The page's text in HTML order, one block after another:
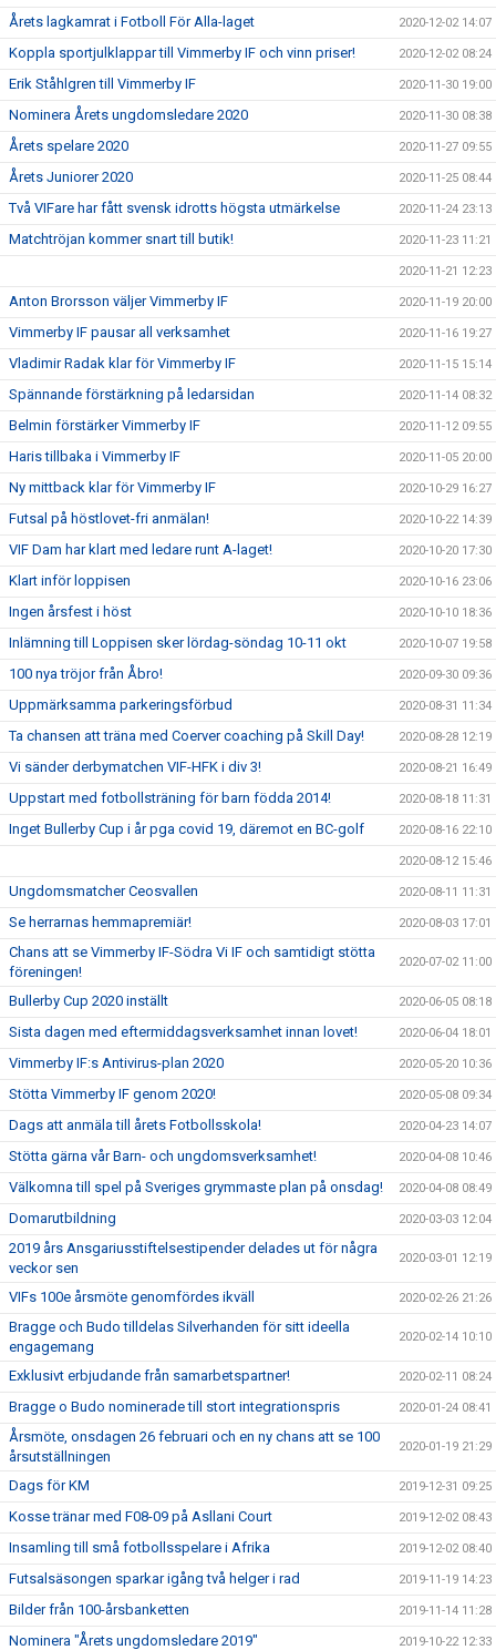
Årets lagkamrat i Fotboll För Alla-laget 2020-12-02 14:07
Koppla sportjulklappar till Vimmerby IF och vinn priser! 2020-12-02 08:24
Erik Ståhlgren till Vimmerby IF 2020-11-30 19:00
Nominera Årets ungdomsledare 2020 2020-11-30 08:38
Årets spelare 2020 2020-11-27 09:55
Årets Juniorer 2020 2020-11-25 08:44
Två VIFare har fått svensk idrotts högsta utmärkelse 2020-11-24 23:13
Matchtröjan kommer snart till butik! 2020-11-23 11:21
2020-11-21 12:23
Anton Brorsson väljer Vimmerby IF 2020-11-19 20:00
Vimmerby IF pausar all verksamhet 2020-11-16 19:27
Vladimir Radak klar för Vimmerby IF 2020-11-15 15:14
Spännande förstärkning på ledarsidan 2020-11-14 08:32
Belmin förstärker Vimmerby IF 2020-11-12 09:55
Haris tillbaka i Vimmerby IF 2020-11-05 20:00
Ny mittback klar för Vimmerby IF 2020-10-29 16:27
Futsal på höstlovet-fri anmälan! 2020-10-22 14:39
VIF Dam har klart med ledare runt A-laget! 2020-10-20 17:30
Klart inför loppisen 2020-10-16 23:06
Ingen årsfest i höst 2020-10-10 18:36
Inlämning till Loppisen sker lördag-söndag 10-11 okt 2020-10-07 19:58
100 nya tröjor från Åbro! 2020-09-30 09:36
Uppmärksamma parkeringsförbud 2020-08-31 11:34
Ta chansen att träna med Coerver coaching på Skill Day! 2020-08-28 12:19
Vi sänder derbymatchen VIF-HFK i div 3! 2020-08-21 16:49
Uppstart med fotbollsträning för barn födda 2014! 2020-08-18 11:31
Inget Bullerby Cup i år pga covid 19, däremot en BC-golf 2020-08-16 22:10
2020-08-12 15:46
Ungdomsmatcher Ceosvallen 2020-08-11 11:31
Se herrarnas hemmapremiär! 2020-08-03 17:01
Chans att se Vimmerby IF-Södra Vi IF och samtidigt stötta
föreningen!
2020-07-02 11:00
Bullerby Cup 2020 inställt 2020-06-05 08:18
Sista dagen med eftermiddagsverksamhet innan lovet! 2020-06-04 18:01
Vimmerby IF:s Antivirus-plan 2020 2020-05-20 10:36
Stötta Vimmerby IF genom 2020! 2020-05-08 09:34
Dags att anmäla till årets Fotbollsskola! 2020-04-23 14:07
Stötta gärna vår Barn- och ungdomsverksamhet! 2020-04-08 10:46
Välkomna till spel på Sveriges grymmaste plan på onsdag! 2020-04-08 08:49
Domarutbildning 2020-03-03 12:04
2019 års Ansgariusstiftelsestipender delades ut för några
veckor sen
2020-03-01 12:19
VIFs 100e årsmöte genomfördes ikväll 2020-02-26 21:26
Bragge och Budo tilldelas Silverhanden för sitt ideella
engagemang
2020-02-14 10:10
Exklusivt erbjudande från samarbetspartner! 2020-02-11 08:24
Bragge o Budo nominerade till stort integrationspris 2020-01-24 08:41
Årsmöte, onsdagen 26 februari och en ny chans att se 100
årsutställningen
2020-01-19 21:29
Dags för KM 2019-12-31 09:25
Kosse tränar med F08-09 på Asllani Court 2019-12-02 08:43
Insamling till små fotbollsspelare i Afrika 2019-12-02 08:40
Futsalsäsongen sparkar igång två helger i rad 2019-11-19 14:23
Bilder från 100-årsbanketten 2019-11-14 11:28
Nominera "Årets ungdomsledare 2019" 2019-10-22 12:33